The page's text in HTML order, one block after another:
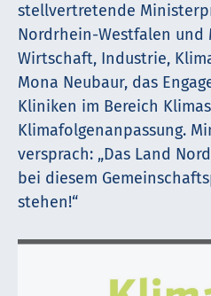
stellvertretende
Nordrhein-Westfalen
Wirtschaft, Industrie,
Mona Neubaur, das
Kliniken im Bereich
Klimafolgenanpassung.
versprach: „Das Land
bei diesem
stehen!“